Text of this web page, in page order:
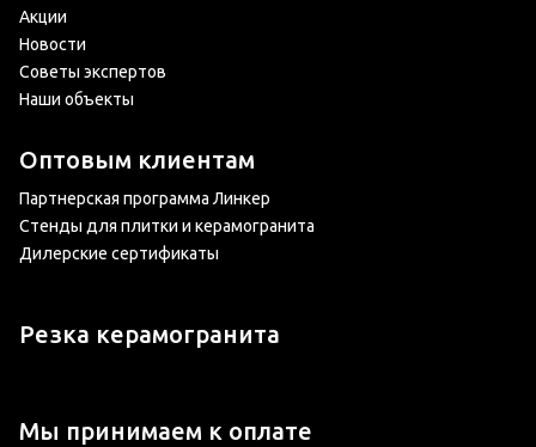
Акции
Новости
Советы экспертов
Наши объекты
Оптовым клиентам
Партнерская программа Линкер
Стенды для плитки и керамогранита
Дилерские сертификаты
Резка керамогранита
Мы принимаем к оплате